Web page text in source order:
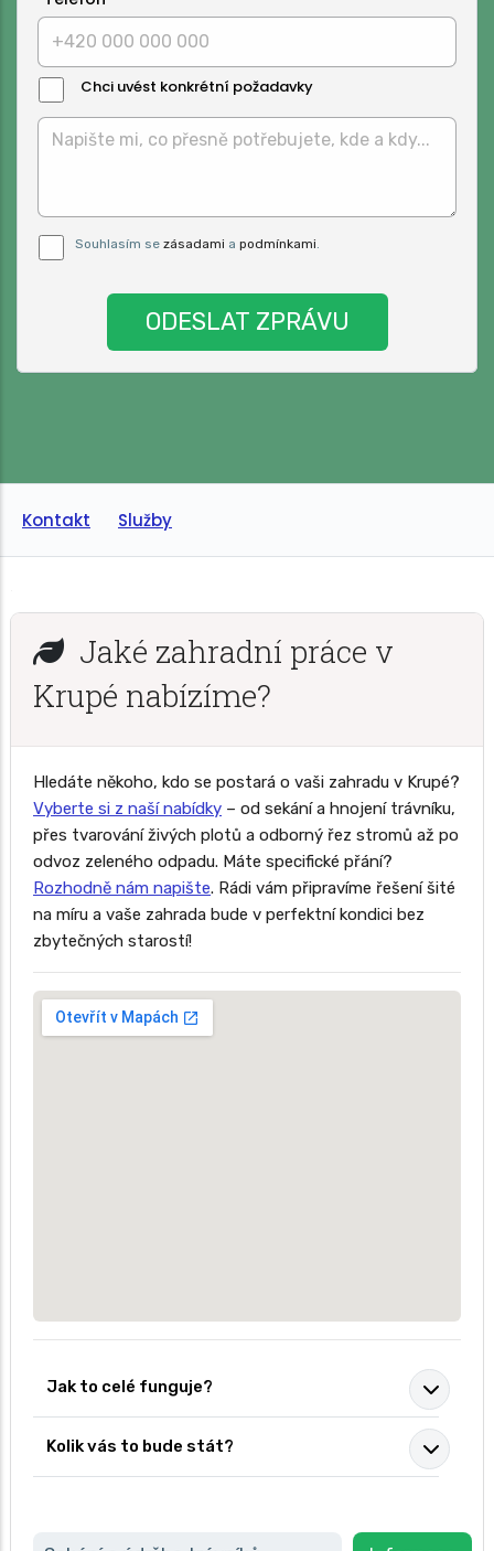
Chci uvést konkrétní požadavky
Zprávy:
Pro odeslání musite odsouhlasit naše
podmínky.
Souhlasím se zásadami a podmínkami.
Kontakt Služby
Jaké zahradní práce v
Krupé nabízíme?
Hledáte někoho, kdo se postará o vaši zahradu v Krupé?
Vyberte si z naší nabídky – od sekání a hnojení trávníku,
přes tvarování živých plotů a odborný řez stromů až po
odvoz zeleného odpadu. Máte specifické přání?
Rozhodně nám napište. Rádi vám připravíme řešení šité
na míru a vaše zahrada bude v perfektní kondici bez
zbytečných starostí!
Jak to celé funguje?
Kolik vás to bude stát?